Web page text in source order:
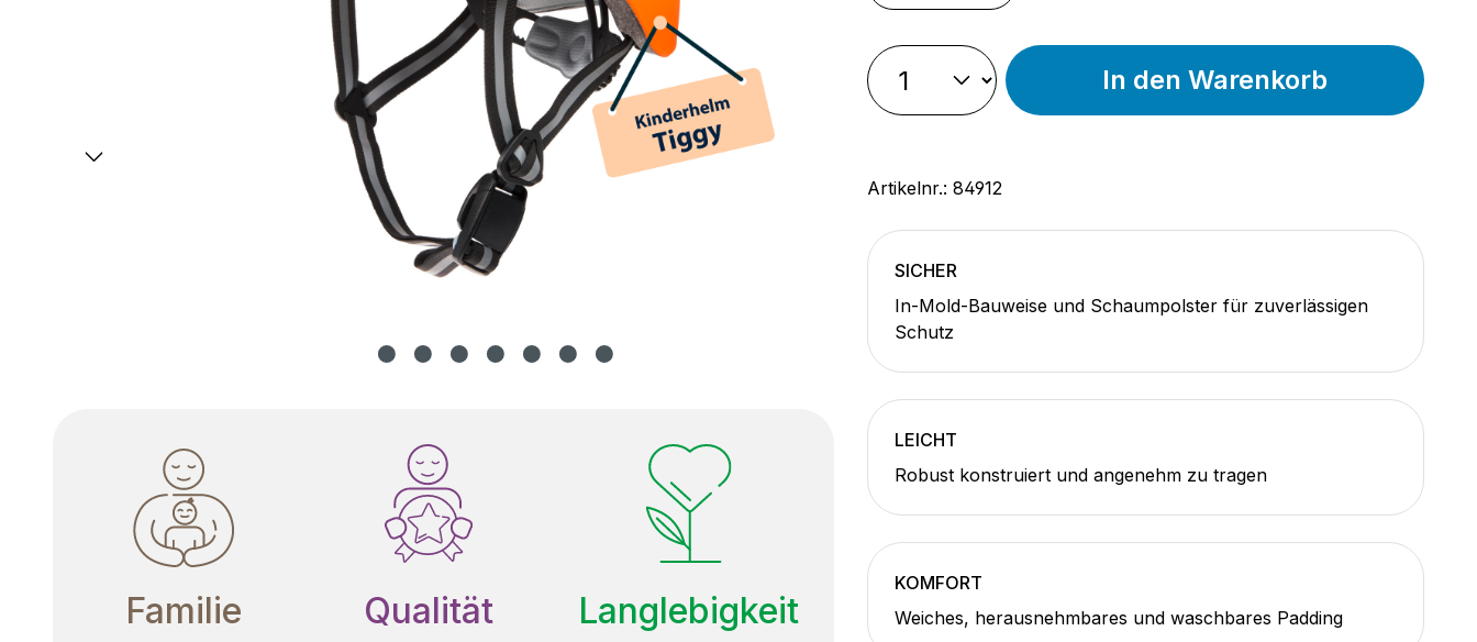
Familie Qualität Langlebigkeit
In den Warenkorb
Artikelnr.: 84912
SICHER
In-Mold-Bauweise und Schaumpolster für zuverlässigen
Schutz
LEICHT
Robust konstruiert und angenehm zu tragen
KOMFORT
Weiches, herausnehmbares und waschbares Padding